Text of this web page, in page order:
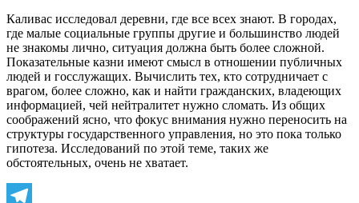
Каливас исследовал деревни, где все всех знают. В городах,
где малые социальные группы другие и большинство людей
не знакомы лично, ситуация должна быть более сложной.
Показательные казни имеют смысл в отношении публичных
людей и госслужащих. Вычислить тех, кто сотрудничает с
врагом, более сложно, как и найти гражданских, владеющих
информацией, чей нейтралитет нужно сломать. Из общих
соображений ясно, что фокус внимания нужно переносить на
структуры государственного управления, но это пока только
гипотеза. Исследований по этой теме, таких же
обстоятельных, очень не хватает.